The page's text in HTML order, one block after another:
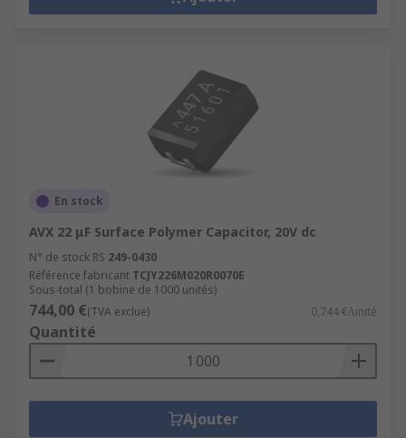
En stock
AVX 22 μF Surface Polymer Capacitor, 20V dc
N° de stock RS 249-0430
Référence fabricant TCJY226M020R0070E
Sous-total (1 bobine de 1000 unités)
744,00 €(TVA exclue) 0,744 €/unité
Quantité
Ajouter